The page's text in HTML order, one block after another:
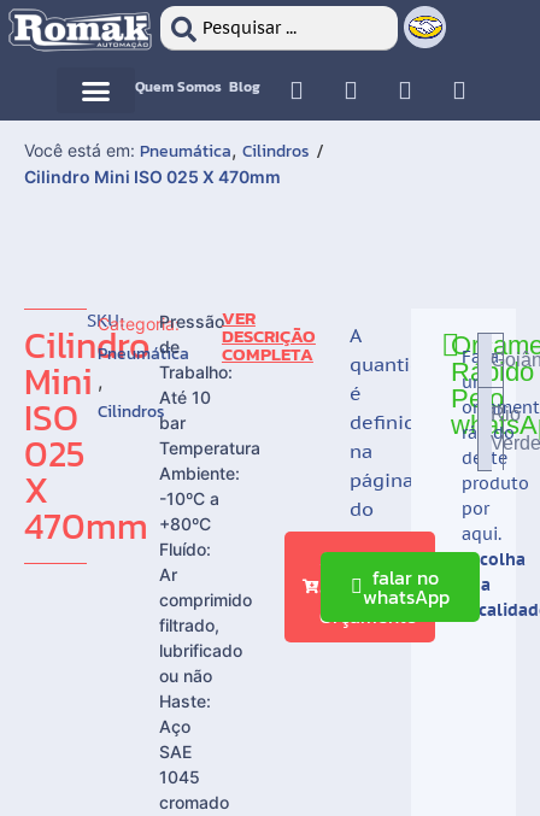
Quem Somos Blog
Você está em: Pneumática, Cilindros /
Cilindro Mini ISO 025 X 470mm
Cilindro
Mini
ISO
025
X
470mm
SKU:
Categoria:
Pneumática
,
Cilindros
Pressão
de
Trabalho:
Até 10
bar
Temperatura
Ambiente:
-10ºC a
+80ºC
Fluído:
Ar
comprimido
filtrado,
lubrificado
ou não
Haste:
Aço
SAE
1045
cromado
VER
DESCRIÇÃO
COMPLETA
Adicionar
ao
Orçamento
falar no
whatsApp
A
quantidade
é
definida
na
página
do
CARRINHO
Rápido
Pelo
Faça
um
rápido
deste
produto
por
aqui.
Escolha
sua
Rio
Verde